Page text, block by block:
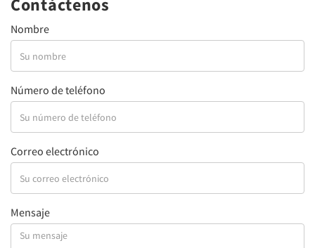
Contáctenos
Nombre
Número de teléfono
Correo electrónico
Mensaje